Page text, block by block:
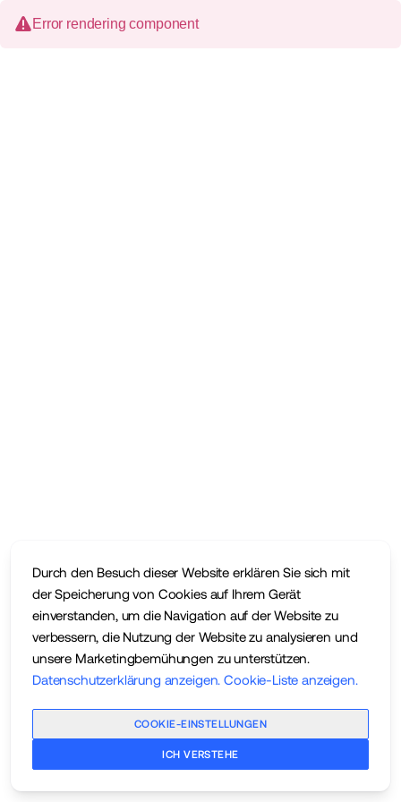
Durch den Besuch dieser Website erklären Sie sich mit
der Speicherung von Cookies auf Ihrem Gerät
einverstanden, um die Navigation auf der Website zu
verbessern, die Nutzung der Website zu analysieren und
unsere Marketingbemühungen zu unterstützen.
Datenschutzerklärung anzeigen. Cookie-Liste anzeigen.
COOKIE-EINSTELLUNGEN
ICH VERSTEHE
Error rendering component